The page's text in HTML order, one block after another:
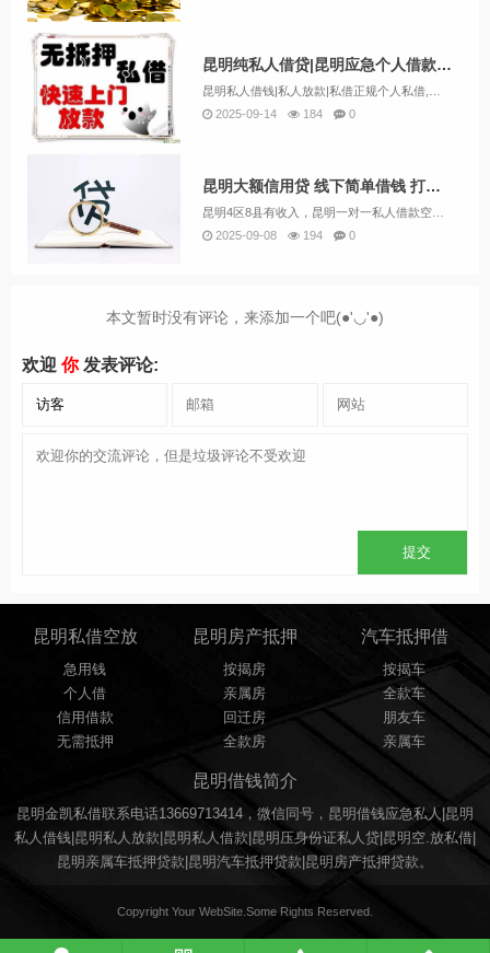
昆明纯私人借贷|昆明应急个人借款无需抵押24小时下款
2025-09-14
184 0
昆明大额信用贷 线下简单借钱 打欠条借款 24小时下款
2025-09-08
194 0
本文暂时没有评论，来添加一个吧(●'◡'●)
欢迎 你发表评论:
昆明私借空放
急用钱
个人借
信用借款
无需抵押
昆明房产抵押
按揭房
亲属房
回迁房
全款房
汽车抵押借
按揭车
全款车
朋友车
亲属车
昆明借钱简介
昆明金凯私借联系电话13669713414，微信同号，昆明借钱应急私人|昆明
私人借钱|昆明私人放款|昆明私人借款|昆明压身份证私人贷|昆明空.放私借|
昆明亲属车抵押贷款|昆明汽车抵押贷款|昆明房产抵押贷款。
Copyright Your WebSite.Some Rights Reserved.